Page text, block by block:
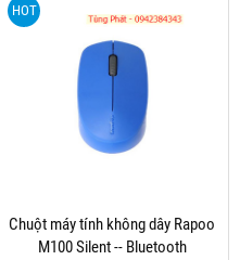
HOT
Chuột máy tính không dây Rapoo
M100 Silent -- Bluetooth